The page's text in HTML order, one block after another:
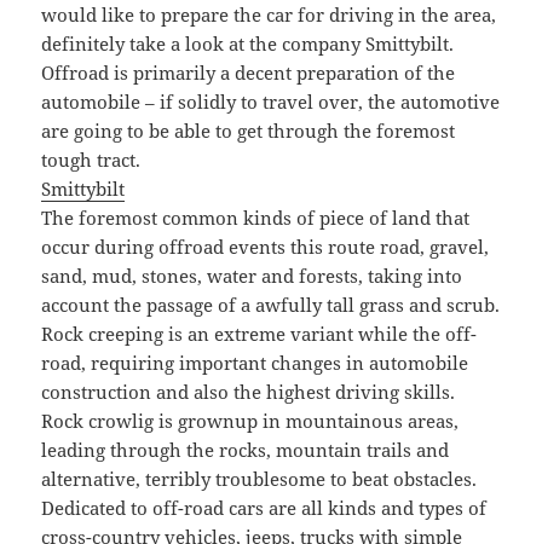
would like to prepare the car for driving in the area,
definitely take a look at the company Smittybilt.
Offroad is primarily a decent preparation of the
automobile – if solidly to travel over, the automotive
are going to be able to get through the foremost
tough tract.
Smittybilt
The foremost common kinds of piece of land that
occur during offroad events this route road, gravel,
sand, mud, stones, water and forests, taking into
account the passage of a awfully tall grass and scrub.
Rock creeping is an extreme variant while the off-
road, requiring important changes in automobile
construction and also the highest driving skills.
Rock crowlig is grownup in mountainous areas,
leading through the rocks, mountain trails and
alternative, terribly troublesome to beat obstacles.
Dedicated to off-road cars are all kinds and types of
cross-country vehicles, jeeps, trucks with simple